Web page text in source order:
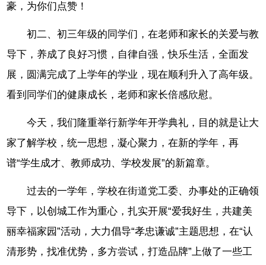
豪，为你们点赞！
初二、初三年级的同学们，在老师和家长的关爱与教
导下，养成了良好习惯，自律自强，快乐生活，全面发
展，圆满完成了上学年的学业，现在顺利升入了高年级。
看到同学们的健康成长，老师和家长倍感欣慰。
今天，我们隆重举行新学年开学典礼，目的就是让大
家了解学校，统一思想，凝心聚力，在新的学年，再
谱“学生成才、教师成功、学校发展”的新篇章。
过去的一学年，学校在街道党工委、办事处的正确领
导下，以创城工作为重心，扎实开展“爱我好生，共建美
丽幸福家园”活动，大力倡导“孝忠谦诚”主题思想，在“认
清形势，找准优势，多方尝试，打造品牌”上做了一些工